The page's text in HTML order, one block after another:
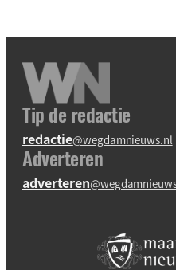
Tip de redactie
redactie@wegdamnieuws.nl
Adverteren
adverteren